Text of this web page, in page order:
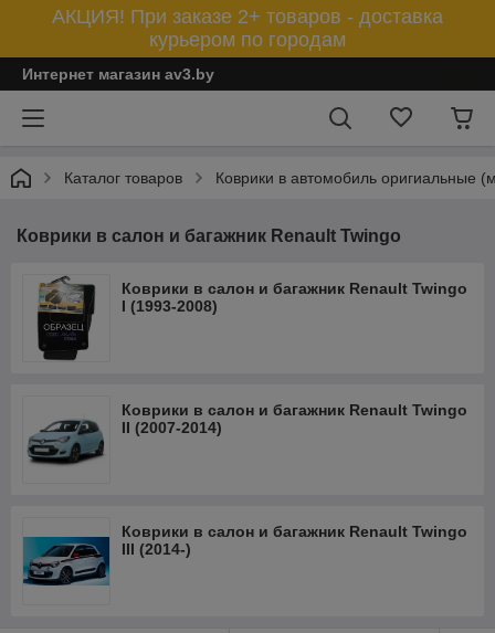
АКЦИЯ! При заказе 2+ товаров - доставка
курьером по городам
Интернет магазин av3.by
Каталог товаров Коврики в автомобиль оригиальные
Коврики в салон и багажник Renault Twingo
Коврики в салон и багажник Renault Twingo
I (1993-2008)
Коврики в салон и багажник Renault Twingo
II (2007-2014)
Коврики в салон и багажник Renault Twingo
III (2014-)